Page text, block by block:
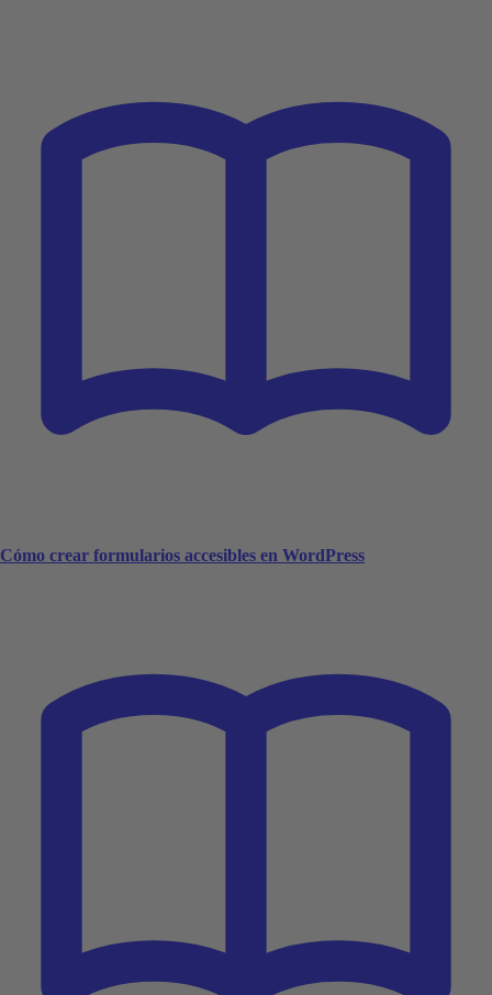
Cómo crear formularios accesibles en WordPress